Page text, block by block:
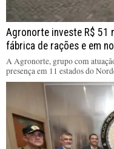
Agronorte investe R$ 51
fábrica de rações e em
A Agronorte, grupo com
presença em 11 estados do